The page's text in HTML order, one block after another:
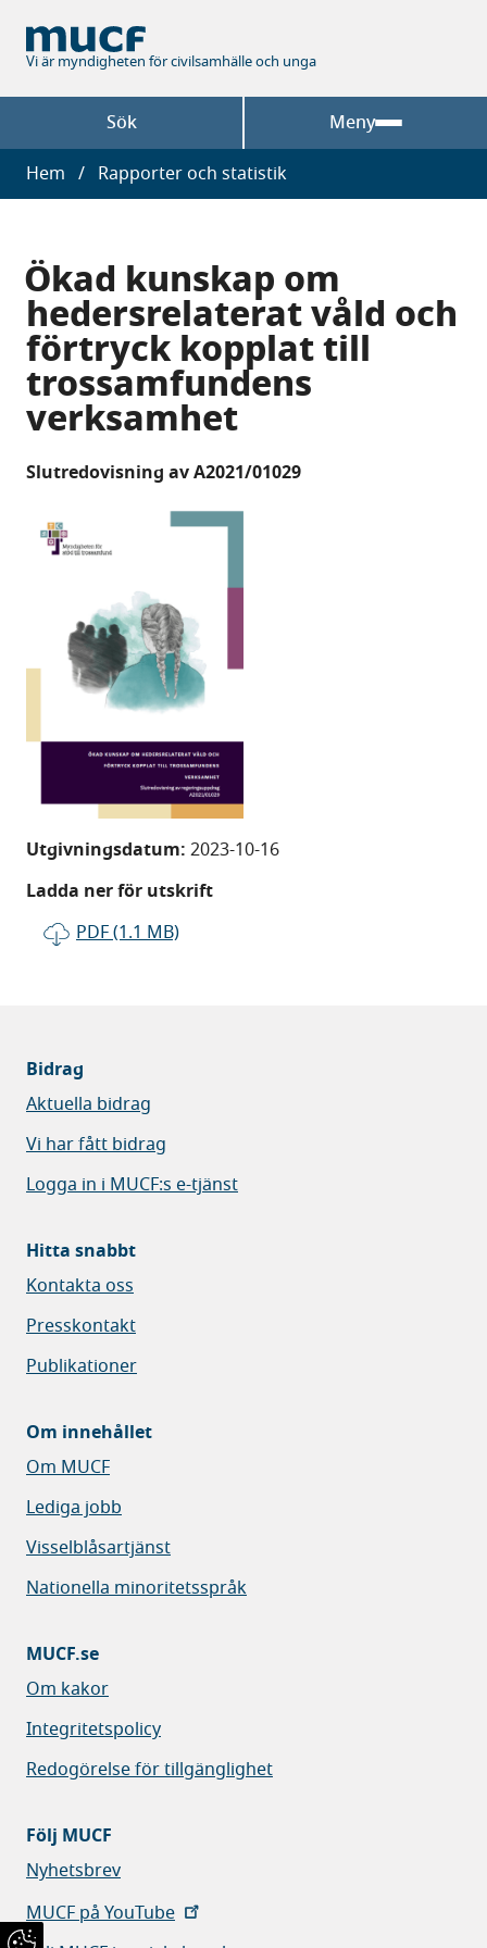
huvudinnehåll
Vi är myndigheten för civilsamhälle och unga
Sök Meny
Länkstig
Hem Rapporter och statistik
Ökad kunskap om
hedersrelaterat våld och
förtryck kopplat till
trossamfundens
verksamhet
Slutredovisning av A2021/01029
Utgivningsdatum: 2023-10-16
Ladda ner för utskrift
PDF (1.1 MB)
Bidrag
Aktuella bidrag
Vi har fått bidrag
Logga in i MUCF:s e-tjänst
Hitta snabbt
Kontakta oss
Presskontakt
Publikationer
Om innehållet
Om MUCF
Lediga jobb
Visselblåsartjänst
Nationella minoritetsspråk
MUCF.se
Om kakor
Integritetspolicy
Redogörelse för tillgänglighet
Följ MUCF
Nyhetsbrev
MUCF på YouTube